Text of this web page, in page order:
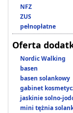
NFZ
ZUS
pełnopłatne
Oferta
Nordic Walking
basen
basen solankowy
gabinet
jaskinie solno-
mini tężnia